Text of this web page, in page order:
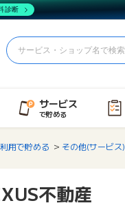
サービス
で貯める
用で貯める その他(サービス)
不動産
診断